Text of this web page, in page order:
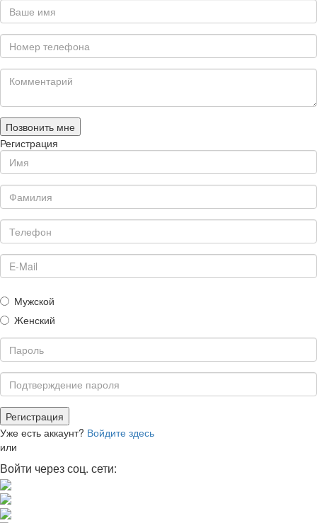
Позвонить мне
Регистрация
Мужской
Женский
Уже есть аккаунт? Войдите здесь
или
Войти через соц. сети: